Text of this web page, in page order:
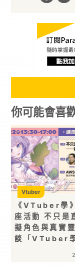
你可能會喜
《VTuber學
座活動 不只是
擬角色與真實
談「VTuber學
Vtuber